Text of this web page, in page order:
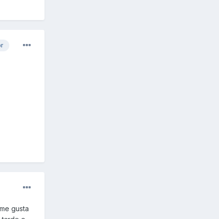
gusta